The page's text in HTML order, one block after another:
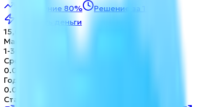
Одобрение 80%
Решение за 1 мин
Получить деньги
15,000
Максимум
1-30
Срок
0.01
Годовая ставка
0.01
Ставка в день